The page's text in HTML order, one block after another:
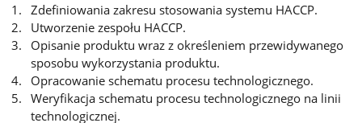
Zdefiniowania zakresu stosowania systemu HACCP.
Utworzenie zespołu HACCP.
Opisanie produktu wraz z określeniem przewidywanego
sposobu wykorzystania produktu.
Opracowanie schematu procesu technologicznego.
Weryfikacja schematu procesu technologicznego na linii
technologicznej.